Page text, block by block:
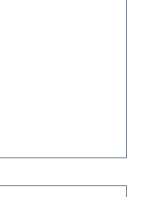
les
Trowalisiergutes.
de litres